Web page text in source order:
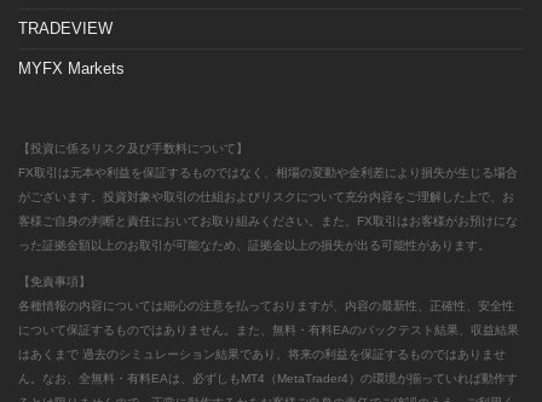
TRADEVIEW
MYFX Markets
【投資に係るリスク及び手数料について】
FX取引は元本や利益を保証するものではなく、相場の変動や金利差により損失が生じる場合
がございます。投資対象や取引の仕組およびリスクについて充分内容をご理解した上で、お
客様ご自身の判断と責任においてお取り組みください。また、FX取引はお客様がお預けにな
った証拠金額以上のお取引が可能なため、証拠金以上の損失が出る可能性があります。
【免責事項】
各種情報の内容については細心の注意を払っておりますが、内容の最新性、正確性、安全性
について保証するものではありません。また、無料・有料EAのバックテスト結果、収益結果
はあくまで 過去のシミュレーション結果であり、将来の利益を保証するものではありませ
ん。なお、全無料・有料EAは、必ずしもMT4（MetaTrader4）の環境が揃っていれば動作す